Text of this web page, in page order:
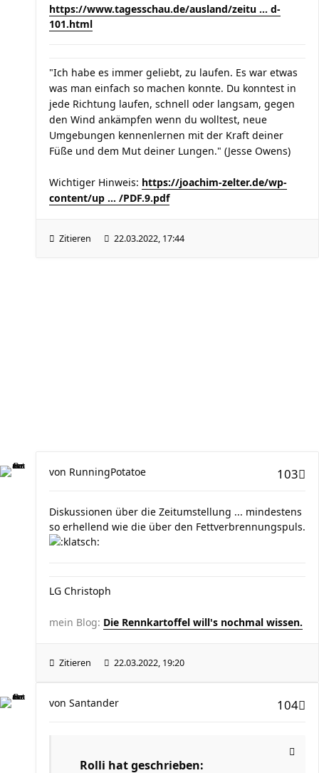
https://www.tagesschau.de/ausland/zeitu ... d-
101.html
"Ich habe es immer geliebt, zu laufen. Es war etwas
was man einfach so machen konnte. Du konntest in
jede Richtung laufen, schnell oder langsam, gegen
den Wind ankämpfen wenn du wolltest, neue
Umgebungen kennenlernen mit der Kraft deiner
Füße und dem Mut deiner Lungen." (Jesse Owens)
Wichtiger Hinweis: https://joachim-zelter.de/wp-
content/up ... /PDF.9.pdf
Zitieren 22.03.2022, 17:44
103
von RunningPotatoe
Diskussionen über die Zeitumstellung ... mindestens
so erhellend wie die über den Fettverbrennungspuls.
LG Christoph
mein Blog: Die Rennkartoffel will's nochmal wissen.
Zitieren 22.03.2022, 19:20
104
von Santander
Rolli hat geschrieben: